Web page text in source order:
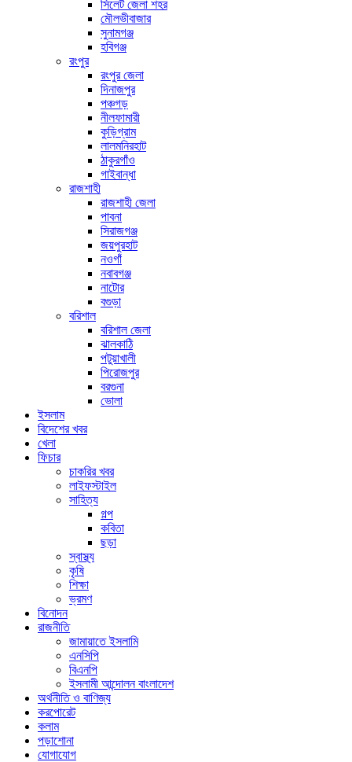
সিলেট জেলা শহর
মৌলভীবাজার
সুনামগঞ্জ
হবিগঞ্জ
রংপুর
রংপুর জেলা
দিনাজপুর
পঞ্চগড়
নীলফামারী
কুড়িগ্রাম
লালমনিরহাট
ঠাকুরগাঁও
গাইবান্ধা
রাজশাহী
রাজশাহী জেলা
পাবনা
সিরাজগঞ্জ
জয়পুরহাট
নওগাঁ
নবাবগঞ্জ
নাটোর
বগুড়া
বরিশাল
বরিশাল জেলা
ঝালকাঠি
পটুয়াখালী
পিরোজপুর
বরগুনা
ভোলা
ইসলাম
বিদেশের খবর
খেলা
ফিচার
চাকরির খবর
লাইফস্টাইল
সাহিত্য
গল্প
কবিতা
ছড়া
স্বাস্থ্য
কৃষি
শিক্ষা
ভ্রমণ
বিনোদন
রাজনীতি
জামায়াতে ইসলামি
এনসিপি
বিএনপি
ইসলামী আন্দোলন বাংলাদেশ
অর্থনীতি ও বাণিজ্য
করপোরেট
কলাম
পড়াশোনা
যোগাযোগ